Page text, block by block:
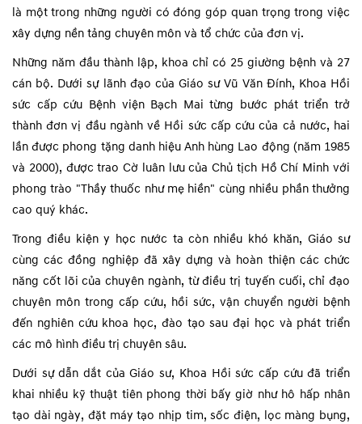
là một trong những người có đóng góp quan trọng trong việc
xây dựng nền tảng chuyên môn và tổ chức của đơn vị.
Những năm đầu thành lập, khoa chỉ có 25 giường bệnh và 27
cán bộ. Dưới sự lãnh đạo của Giáo sư Vũ Văn Đính, Khoa Hồi
sức cấp cứu Bệnh viện Bạch Mai từng bước phát triển trở
thành đơn vị đầu ngành về Hồi sức cấp cứu của cả nước, hai
lần được phong tặng danh hiệu Anh hùng Lao động (năm 1985
và 2000), được trao Cờ luân lưu của Chủ tịch Hồ Chí Minh với
phong trào "Thầy thuốc như mẹ hiền" cùng nhiều phần thưởng
cao quý khác.
Trong điều kiện y học nước ta còn nhiều khó khăn, Giáo sư
cùng các đồng nghiệp đã xây dựng và hoàn thiện các chức
năng cốt lõi của chuyên ngành, từ điều trị tuyến cuối, chỉ đạo
chuyên môn trong cấp cứu, hồi sức, vận chuyển người bệnh
đến nghiên cứu khoa học, đào tạo sau đại học và phát triển
các mô hình điều trị chuyên sâu.
Dưới sự dẫn dắt của Giáo sư, Khoa Hồi sức cấp cứu đã triển
khai nhiều kỹ thuật tiên phong thời bấy giờ như hô hấp nhân
tạo dài ngày, đặt máy tạo nhịp tim, sốc điện, lọc màng bụng,